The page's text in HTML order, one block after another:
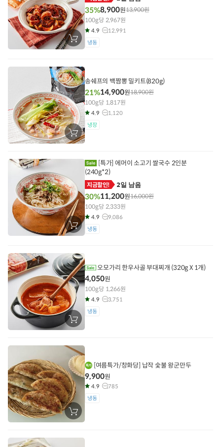
장
바
에
담
기
35%8,900원13,900원
100g당 2,967원
4.9
12,991
냉동
장
바
에
송쉐프의 백짬뽕 밀키트(820g)
21%14,900원18,900원
100g당 1,817원
4.9
1,120
냉장
장
바
에
담
기
(240g*2)
지금할인! 2일 남음
30%11,200원16,000원
100g당 2,333원
4.9
9,086
냉동
장
바
에
담
기
오모가리 한우사골 부대찌개 (320g X 1개)
4,050원
100g당 1,266원
4.9
3,751
냉동
장
바
에
[여름특가/창화당] 납작 숯불 왕군만두
9,900원
4.9
785
냉동